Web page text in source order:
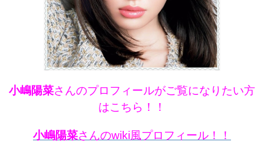
小嶋陽菜さんのプロフィールがご覧になりたい方
はこちら！！
小嶋陽菜さんのwiki風プロフィール！！